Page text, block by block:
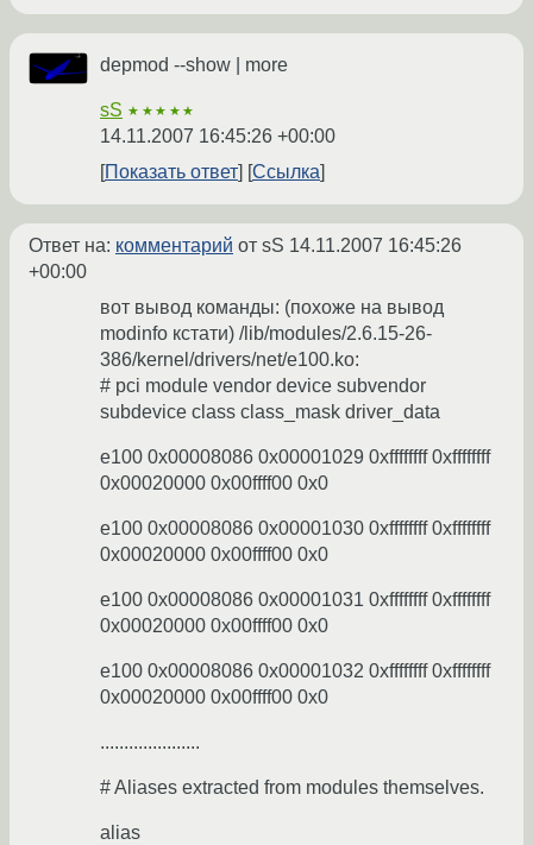
depmod --show | more
sS ★★★★★
14.11.2007 16:45:26 +00:00
Показать ответ
Ссылка
Ответ на: комментарий от sS 14.11.2007 16:45:26
+00:00
вот вывод команды: (похоже на вывод
modinfo кстати) /lib/modules/2.6.15-26-
386/kernel/drivers/net/e100.ko:
# pci module vendor device subvendor
subdevice class class_mask driver_data
e100 0x00008086 0x00001029 0xffffffff 0xffffffff
0x00020000 0x00ffff00 0x0
e100 0x00008086 0x00001030 0xffffffff 0xffffffff
0x00020000 0x00ffff00 0x0
e100 0x00008086 0x00001031 0xffffffff 0xffffffff
0x00020000 0x00ffff00 0x0
e100 0x00008086 0x00001032 0xffffffff 0xffffffff
0x00020000 0x00ffff00 0x0
.....................
# Aliases extracted from modules themselves.
alias